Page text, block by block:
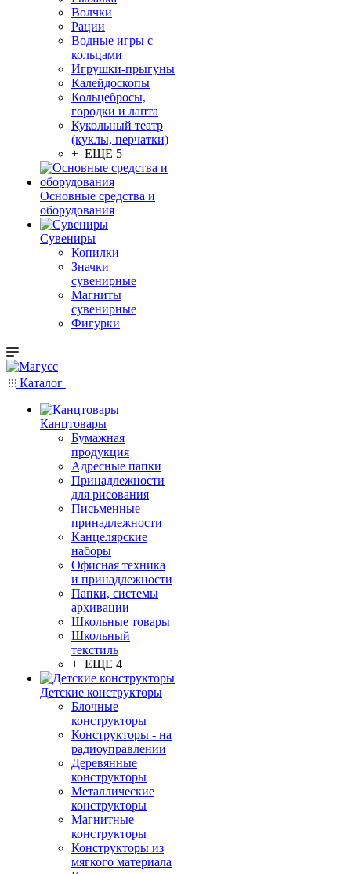
Волчки
Рации
Водные игры с
кольцами
Игрушки-прыгуны
Калейдоскопы
Кольцебросы,
городки и лапта
Кукольный театр
(куклы, перчатки)
+ ЕЩЕ 5
Основные средства и
оборудования
Сувениры
Копилки
Значки
сувенирные
Магниты
сувенирные
Фигурки
Каталог
Канцтовары
Бумажная
продукция
Адресные папки
Принадлежности
для рисования
Письменные
принадлежности
Канцелярские
наборы
Офисная техника
и принадлежности
Папки, системы
архивации
Школьные товары
Школьный
текстиль
+ ЕЩЕ 4
Детские конструкторы
Блочные
конструкторы
Конструкторы - на
радиоуправлении
Деревянные
конструкторы
Металлические
конструкторы
Магнитные
конструкторы
Конструкторы из
мягкого материала